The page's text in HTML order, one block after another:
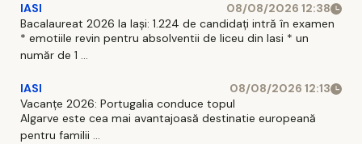
IASI
08/08/2026 12:38
Bacalaureat 2026 la Iași: 1.224 de candidați intră în examen
* emotiile revin pentru absolventii de liceu din Iasi * un
număr de 1 ...
IASI
08/08/2026 12:13
Vacanțe 2026: Portugalia conduce topul
Algarve este cea mai avantajoasă destinatie europeană
pentru familii ...